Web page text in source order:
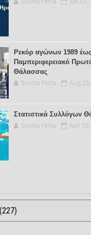
Ρεκόρ αγώνων 1989
Παμπεριφερειακό
Θάλασσας
Sourta Ferta Aug
Στατιστικά Συλλόγων
Sourta Ferta Apr